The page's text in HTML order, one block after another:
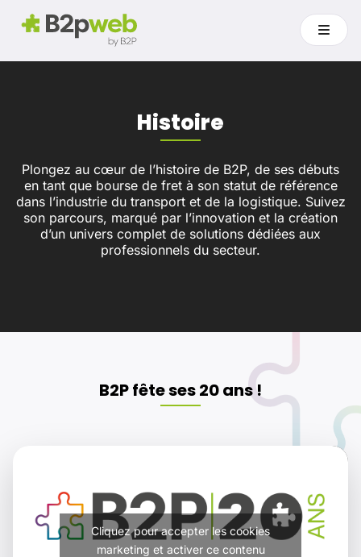
Histoire
Plongez au cœur de l’histoire de B2P, de ses débuts
en tant que bourse de fret à son statut de référence
dans l’industrie du transport et de la logistique. Suivez
son parcours, marqué par l’innovation et la création
d’un univers complet de solutions dédiées aux
professionnels du secteur.
B2P fête ses 20 ans !
Cliquez pour accepter les cookies
marketing et activer ce contenu